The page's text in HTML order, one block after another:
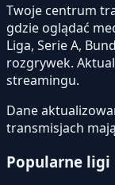
Twoje centrum
gdzie oglądać
Liga, Serie A,
rozgrywek.
streamingu.
Dane
transmisjach
Popularne ligi